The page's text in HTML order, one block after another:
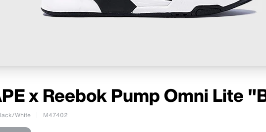
x Reebok Pump Omni Lite
White M47402